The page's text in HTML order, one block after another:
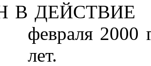
В ДЕЙСТВИЕ
февраля
лет.